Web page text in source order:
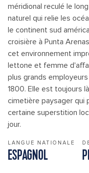
méridional reculé le
naturel qui relie les
le continent sud
croisière à Punta
cet environnement
lettone et femme
plus grands
1800. Elle est toujours
cimetière paysager qui
certaine superstition
jour.
LANGUE NATIONALE
ESPAGNOL